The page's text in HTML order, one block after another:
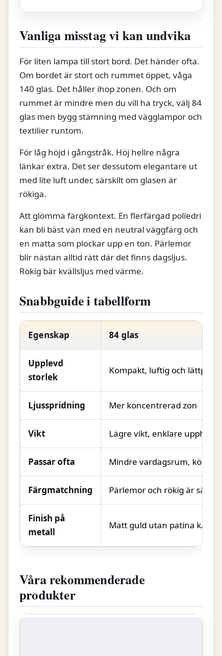
Vanliga misstag vi kan undvika
För liten lampa till stort bord. Det händer ofta.
Om bordet är stort och rummet öppet, våga
140 glas. Det håller ihop zonen. Och om
rummet är mindre men du vill ha tryck, välj 84
glas men bygg stämning med vägglampor och
textilier runtom.
För låg höjd i gångstråk. Höj hellre några
länkar extra. Det ser dessutom elegantare ut
med lite luft under, särskilt om glasen är
rökiga.
Att glömma färgkontext. En flerfärgad poliedri
kan bli bäst vän med en neutral väggfärg och
en matta som plockar upp en ton. Pärlemor
blir nästan alltid rätt där det finns dagsljus.
Rökig bär kvällsljus med värme.
Snabbguide i tabellform
Egenskap 84 glas
Upplevd
storlek
Kompakt, luftig och
Ljusspridning Mer koncentrerad zon
Vikt Lägre vikt, enklare
Passar ofta Mindre vardagsrum, köksö,
Färgmatchning Pärlemor och rökig är säkra
Finish på
metall
Matt guld utan patina
Våra rekommenderade
produkter